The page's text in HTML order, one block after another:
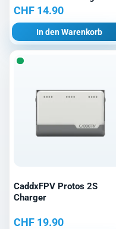
CHF 14.90
In den Warenkorb
CaddxFPV Protos 2S
Charger
CHF 19.90